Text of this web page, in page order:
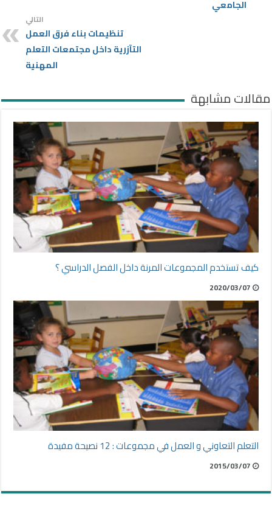
الجامعي
التالي
تنظيمات بناء فرق العمل
التآزرية داخل مجتمعات التعلم
المهنية
مقالات مشابهة
كيف تستخدم المجموعات المرنة داخل الفصل الدراسي ؟
2020/03/07
التعلم التعاوني و العمل في مجموعات : 12 نصيحة مفيدة
2015/03/07